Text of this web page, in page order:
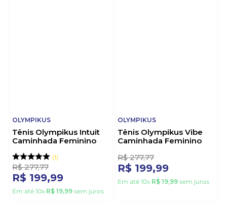
OLYMPIKUS
Tênis Olympikus Intuit
Caminhada Feminino
Branco
1
77
R$ 199,99
OLYMPIKUS
Tênis Olympikus Vibe
Caminhada Feminino
Lilas
R$ 277,77